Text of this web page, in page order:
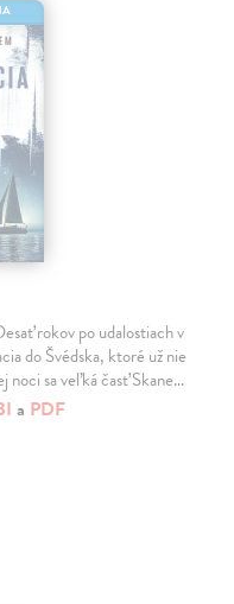
rokov po udalostiach v
do Švédska, ktoré už nie
noci sa veľká časť Skane…
a PDF